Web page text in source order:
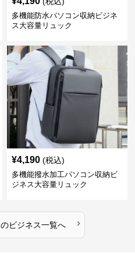
多機能防水パソコン収納ビジネ
ス大容量リュック
¥4,190 (税込)
多機能撥水加工パソコン収納ビ
ジネス大容量リュック
のビジネス一覧へ ›